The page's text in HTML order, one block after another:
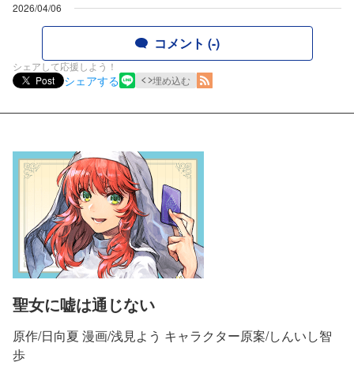
2026/04/06
コメント (-)
シェアして応援しよう！
Post
シェアする 埋め込む
聖女に嘘は通じない
原作/日向夏 漫画/浅見よう キャラクター原案/しんいし智
歩